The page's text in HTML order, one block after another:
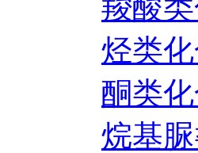
羧酸
烃类
酮类
烷基